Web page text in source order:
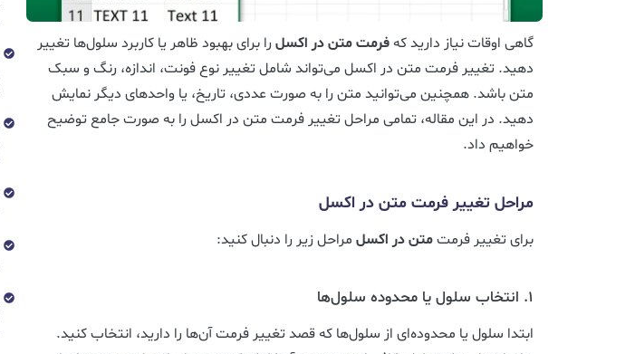
گاهی اوقات نیاز دارید کهفرمت متن در اکسلرا برای بهبود ظاهر یا کاربرد سلول‌ها تغییر
دهید. تغییر فرمت متن در اکسل می‌تواند شامل تغییر نوع فونت، اندازه، رنگ و سبک
متن باشد. همچنین می‌توانید متن را به صورت عددی، تاریخ، یا واحدهای دیگر نمایش
دهید. در این مقاله، تمامی مراحل تغییر فرمت متن در اکسل را به صورت جامع توضیح
خواهیم داد.
مراحل تغییر فرمت متن در اکسل
برای تغییر فرمتمتن در اکسل مراحل زیر را دنبال کنید:
۱. انتخاب سلول یا محدوده سلول‌ها
ابتدا سلول یا محدوده‌ای از سلول‌ها که قصد تغییر فرمت آن‌ها را دارید، انتخاب کنید.